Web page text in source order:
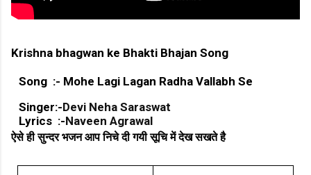
Krishna bhagwan ke Bhakti Bhajan Song
Song :- Mohe Lagi Lagan Radha Vallabh Se
Singer:-Devi Neha Saraswat
Lyrics :-Naveen Agrawal
ऐसे ही सुन्दर भजन आप निचे दी गयी सूचि में देख सखते है